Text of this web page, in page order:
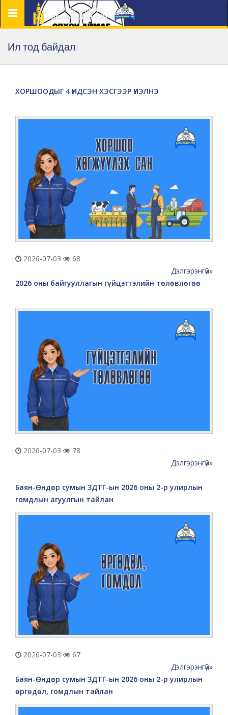
Цэс
Ил тод байдал
ХОРШООДЫГ 4 ҮНДСЭН ХЭСГЭЭР ҮНЭЛНЭ
2026-07-03
68
Дэлгэрэнгүй»
2026 оны байгууллагын гүйцэтгэлийн төлөвлөгөө
2026-07-03
78
Дэлгэрэнгүй»
Баян-Өндөр сумын ЗДТГ-ын 2026 оны 2-р улирлын
гомдлын агуулгын тайлан
2026-07-03
67
Дэлгэрэнгүй»
Баян-Өндөр сумын ЗДТГ-ын 2026 оны 2-р улирлын
өргөдөл, гомдлын тайлан